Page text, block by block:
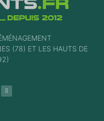
(78) ET LES HAUTS DE